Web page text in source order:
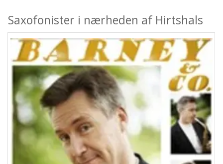
Saxofonister i nærheden af Hirtshals